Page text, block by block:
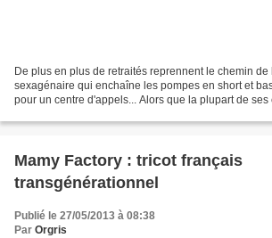
De plus en plus de retraités reprennent le chemin
sexagénaire qui enchaîne les pompes en short et
pour un centre d'appels... Alors que la plupart de ses
Mamy Factory : tricot français
transgénérationnel
Publié le 27/05/2013 à 08:38
Par Orgris